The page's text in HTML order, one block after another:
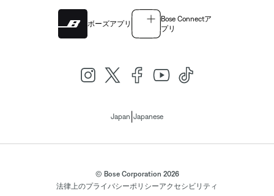
ボーズアプリ
Bose Connectア
プリ
Japan Japanese
© Bose Corporation 2026
法律上のプライバシーポリシーアクセシビリティ